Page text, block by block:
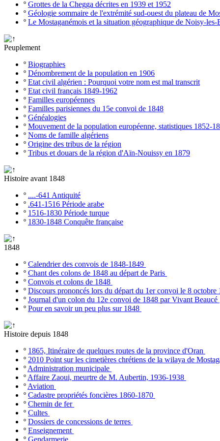
º Grottes de la Chegga décrites en 1939 et 1952
º Géologie sommaire de l'extrémité sud-ouest du plateau de
º Le Mostaganémois et la situation géographique de Noisy-les-
Peuplement
º Biographies
º Dénombrement de la population en 1906
º Etat civil algérien : Pourquoi votre nom est mal transcrit
º Etat civil français 1849-1962
º Familles européennes
º Familles parisiennes du 15e convoi de 1848
º Généalogies
º Mouvement de la population européenne, statistiques 1852-
º Noms de famille algériens
º Origine des tribus de la région
º Tribus et douars de la région d'Aïn-Nouissy en 1879
Histoire avant 1848
º ....-641 Antiquité
º .641-1516 Période arabe
º 1516-1830 Période turque
º 1830-1848 Conquête française
1848
º Calendrier des convois de 1848-1849
º Chant des colons de 1848 au départ de Paris
º Convois et colons de 1848
º Discours prononcés lors du départ du 1er convoi le 8 octobre
º Journal d'un colon du 12e convoi de 1848 par Vivant Beaucé
º Pour en savoir un peu plus sur 1848
Histoire depuis 1848
º 1865, Itinéraire de quelques routes de la province d'Oran
º 2010 Point sur les cimetières chrétiens de la wilaya de
º Administration municipale
º Affaire Zaoui, meurtre de M. Aubertin, 1936-1938
º Aviation
º Cadastre propriétés foncières 1860-1870
º Chemin de fer
º Cultes
º Dossiers de concessions de terres
º Enseignement
º Gendarmerie